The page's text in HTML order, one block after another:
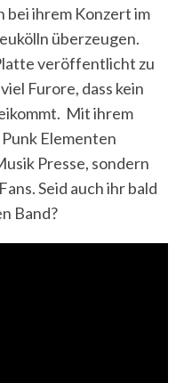
bei ihrem Konzert im
überzeugen.
veröffentlicht zu
Furore, dass kein
Mit ihrem
Elementen
Presse, sondern
Seid auch ihr bald
Band?